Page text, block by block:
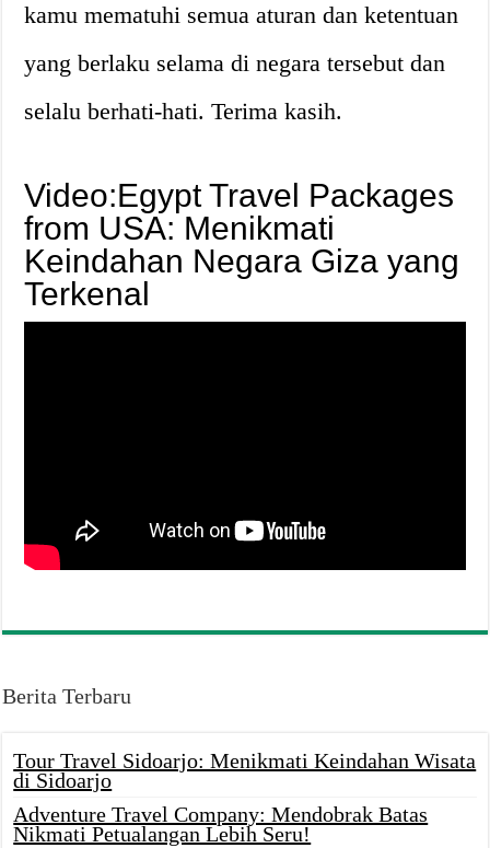
kamu mematuhi semua aturan dan ketentuan
yang berlaku selama di negara tersebut dan
selalu berhati-hati. Terima kasih.
Video:Egypt Travel Packages
from USA: Menikmati
Keindahan Negara Giza yang
Terkenal
Berita Terbaru
Tour Travel Sidoarjo: Menikmati Keindahan Wisata
di Sidoarjo
Adventure Travel Company: Mendobrak Batas
Nikmati Petualangan Lebih Seru!